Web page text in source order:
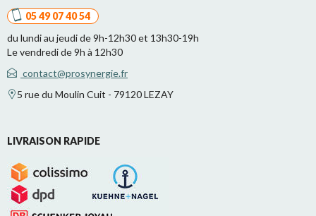
05 49 07 40 54
du lundi au jeudi de 9h-12h30 et 13h30-19h
Le vendredi de 9h à 12h30
contact@prosynergie.fr
5 rue du Moulin Cuit - 79120 LEZAY
LIVRAISON RAPIDE